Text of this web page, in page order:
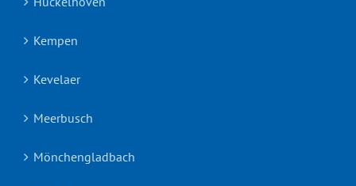
Kempen
Kevelaer
Meerbusch
Mönchengladbach